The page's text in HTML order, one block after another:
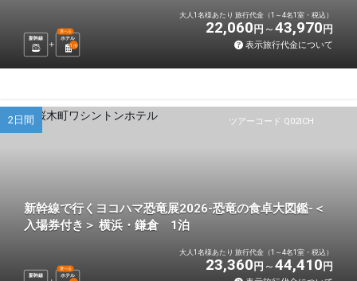
新幹線 ホテル
選べる
1 泊
大人1名様あたり 旅行代金（1～4名1室・税込）
22,060 円 43,970 円
表示旅行代金について
ツアーコード Q02ICH
2日間
新幹線で行くヨコハマ恐竜展2026-恐竜の食卓大図鑑-＜
入場券付き＞ 横浜・鎌倉 1泊
新幹線 ホテル
選べる
大人1名様あたり 旅行代金（1～4名1室・税込）
23,360 円 44,410 円